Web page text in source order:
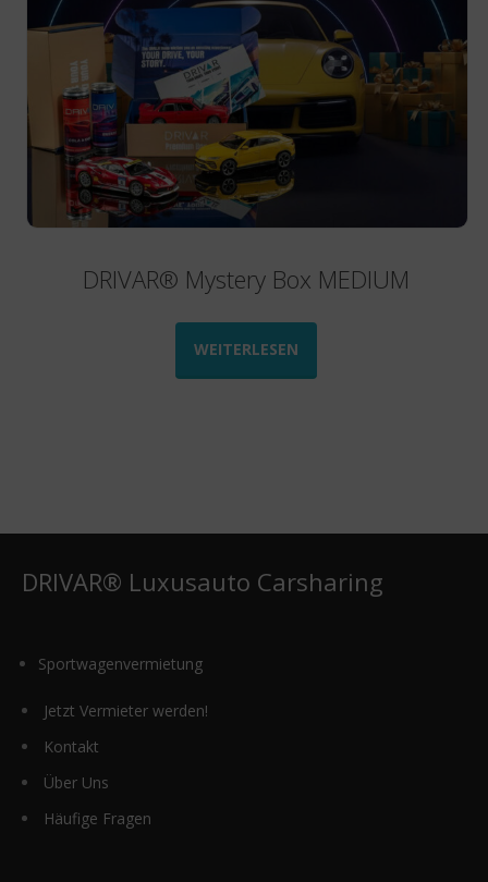
der
Produktseite
gewählt
DRIVAR® Mystery Box MEDIUM
WEITERLESEN
DRIVAR® Luxusauto Carsharing
Sportwagenvermietung
Jetzt Vermieter werden!
Kontakt
Über Uns
Häufige Fragen